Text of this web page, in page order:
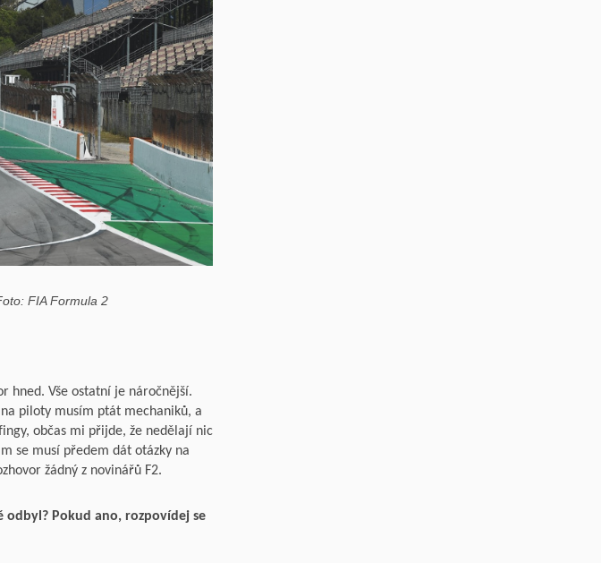
FIA Formula 2
hned. Vše ostatní je náročnější.
piloty musím ptát mechaniků, a
občas mi přijde, že nedělají nic
se musí předem dát otázky na
žádný z novinářů F2.
odbyl? Pokud ano, rozpovídej se